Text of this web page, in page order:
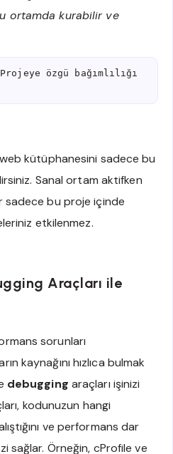
ortamda kurabilir ve
özgü bağımlılığı
kütüphanesini sadece bu
Sanal ortam aktifken
sadece bu proje içinde
etkilenmez.
Araçları ile
sorunları
kaynağını hızlıca bulmak
debugging araçları işinizi
kodunuzun hangi
ve performans dar
sağlar. Örneğin, cProfile ve